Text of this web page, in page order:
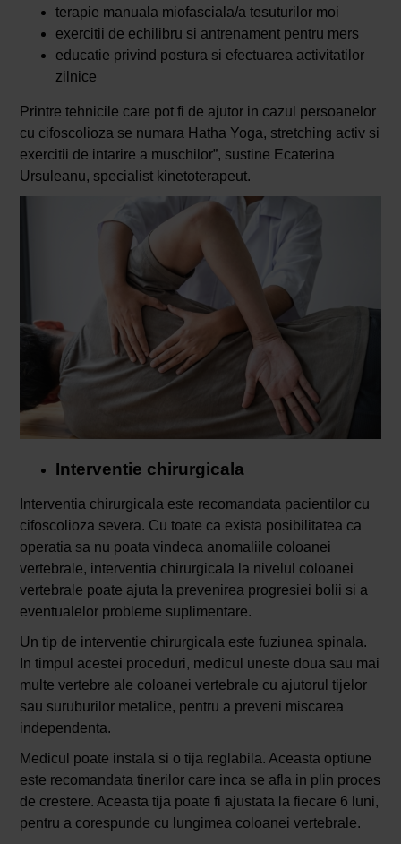
terapie manuala miofasciala/a tesuturilor moi
exercitii de echilibru si antrenament pentru mers
educatie privind postura si efectuarea activitatilor
zilnice
Printre tehnicile care pot fi de ajutor in cazul persoanelor
cu cifoscolioza se numara Hatha Yoga, stretching activ si
exercitii de intarire a muschilor”, sustine Ecaterina
Ursuleanu, specialist kinetoterapeut.
Interventie chirurgicala
Interventia chirurgicala este recomandata pacientilor cu
cifoscolioza severa. Cu toate ca exista posibilitatea ca
operatia sa nu poata vindeca anomaliile coloanei
vertebrale, interventia chirurgicala la nivelul coloanei
vertebrale poate ajuta la prevenirea progresiei bolii si a
eventualelor probleme suplimentare.
Un tip de interventie chirurgicala este fuziunea spinala.
In timpul acestei proceduri, medicul uneste doua sau mai
multe vertebre ale coloanei vertebrale cu ajutorul tijelor
sau suruburilor metalice, pentru a preveni miscarea
independenta.
Medicul poate instala si o tija reglabila. Aceasta optiune
este recomandata tinerilor care inca se afla in plin proces
de crestere. Aceasta tija poate fi ajustata la fiecare 6 luni,
pentru a corespunde cu lungimea coloanei vertebrale.